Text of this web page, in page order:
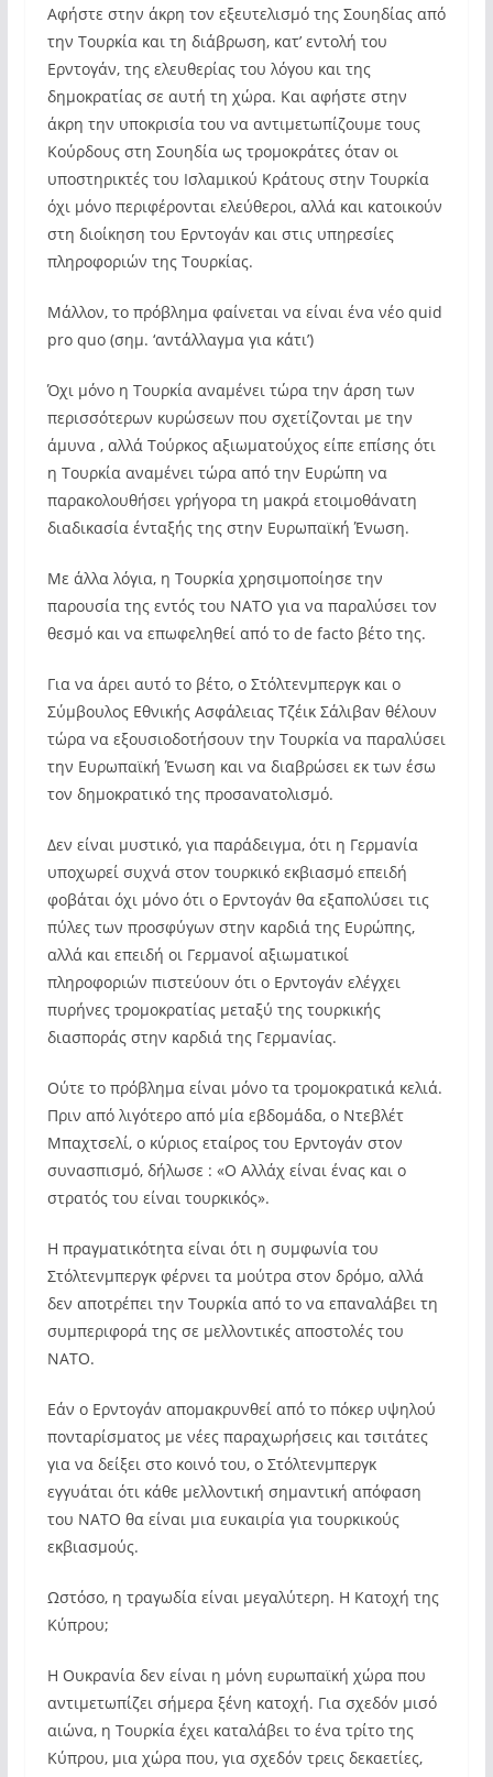
Αφήστε στην άκρη τον εξευτελισμό της Σουηδίας από
την Τουρκία και τη διάβρωση, κατ’ εντολή του
Ερντογάν, της ελευθερίας του λόγου και της
δημοκρατίας σε αυτή τη χώρα. Και αφήστε στην
άκρη την υποκρισία του να αντιμετωπίζουμε τους
Κούρδους στη Σουηδία ως τρομοκράτες όταν οι
υποστηρικτές του Ισλαμικού Κράτους στην Τουρκία
όχι μόνο περιφέρονται ελεύθεροι, αλλά και κατοικούν
στη διοίκηση του Ερντογάν και στις υπηρεσίες
πληροφοριών της Τουρκίας.
Μάλλον, το πρόβλημα φαίνεται να είναι ένα νέο quid
pro quo (σημ. ‘αντάλλαγμα για κάτι’)
Όχι μόνο η Τουρκία αναμένει τώρα την άρση των
περισσότερων κυρώσεων που σχετίζονται με την
άμυνα , αλλά Τούρκος αξιωματούχος είπε επίσης ότι
η Τουρκία αναμένει τώρα από την Ευρώπη να
παρακολουθήσει γρήγορα τη μακρά ετοιμοθάνατη
διαδικασία ένταξής της στην Ευρωπαϊκή Ένωση.
Με άλλα λόγια, η Τουρκία χρησιμοποίησε την
παρουσία της εντός του ΝΑΤΟ για να παραλύσει τον
θεσμό και να επωφεληθεί από το de facto βέτο της.
Για να άρει αυτό το βέτο, ο Στόλτενμπεργκ και ο
Σύμβουλος Εθνικής Ασφάλειας Τζέικ Σάλιβαν θέλουν
τώρα να εξουσιοδοτήσουν την Τουρκία να παραλύσει
την Ευρωπαϊκή Ένωση και να διαβρώσει εκ των έσω
τον δημοκρατικό της προσανατολισμό.
Δεν είναι μυστικό, για παράδειγμα, ότι η Γερμανία
υποχωρεί συχνά στον τουρκικό εκβιασμό επειδή
φοβάται όχι μόνο ότι ο Ερντογάν θα εξαπολύσει τις
πύλες των προσφύγων στην καρδιά της Ευρώπης,
αλλά και επειδή οι Γερμανοί αξιωματικοί
πληροφοριών πιστεύουν ότι ο Ερντογάν ελέγχει
πυρήνες τρομοκρατίας μεταξύ της τουρκικής
διασποράς στην καρδιά της Γερμανίας.
Ούτε το πρόβλημα είναι μόνο τα τρομοκρατικά κελιά.
Πριν από λιγότερο από μία εβδομάδα, ο Ντεβλέτ
Μπαχτσελί, ο κύριος εταίρος του Ερντογάν στον
συνασπισμό, δήλωσε : «Ο Αλλάχ είναι ένας και ο
στρατός του είναι τουρκικός».
Η πραγματικότητα είναι ότι η συμφωνία του
Στόλτενμπεργκ φέρνει τα μούτρα στον δρόμο, αλλά
δεν αποτρέπει την Τουρκία από το να επαναλάβει τη
συμπεριφορά της σε μελλοντικές αποστολές του
ΝΑΤΟ.
Εάν ο Ερντογάν απομακρυνθεί από το πόκερ υψηλού
πονταρίσματος με νέες παραχωρήσεις και τσιτάτες
για να δείξει στο κοινό του, ο Στόλτενμπεργκ
εγγυάται ότι κάθε μελλοντική σημαντική απόφαση
του ΝΑΤΟ θα είναι μια ευκαιρία για τουρκικούς
εκβιασμούς.
Ωστόσο, η τραγωδία είναι μεγαλύτερη. Η Κατοχή της
Κύπρου;
Η Ουκρανία δεν είναι η μόνη ευρωπαϊκή χώρα που
αντιμετωπίζει σήμερα ξένη κατοχή. Για σχεδόν μισό
αιώνα, η Τουρκία έχει καταλάβει το ένα τρίτο της
Κύπρου, μια χώρα που, για σχεδόν τρεις δεκαετίες,